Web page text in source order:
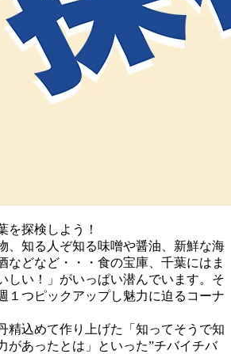
を探検しよう！
、知る人ぞ知る味噌や醤油、新鮮な海
などなど・・・食の宝庫、千葉にはま
しい！」がいっぱい潜んでいます。そ
１つピックアップし魅力に迫るコーナ
精込めて作り上げた「知ってそうで知
があったとは」といった”チバイチバ